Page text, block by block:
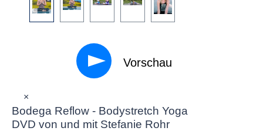
Vorschau
×
Bodega Reflow - Bodystretch Yoga
DVD von und mit Stefanie Rohr